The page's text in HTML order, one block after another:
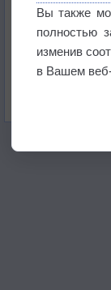
Вы также
полностью
изменив
в Вашем